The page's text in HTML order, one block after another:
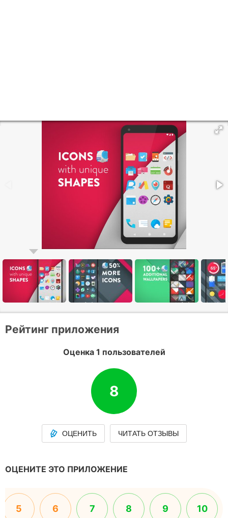
Рейтинг приложения
Оценка 1 пользователей
8
ОЦЕНИТЬ ЧИТАТЬ ОТЗЫВЫ
ОЦЕНИТЕ ЭТО ПРИЛОЖЕНИЕ
5 6 7 8 9 10